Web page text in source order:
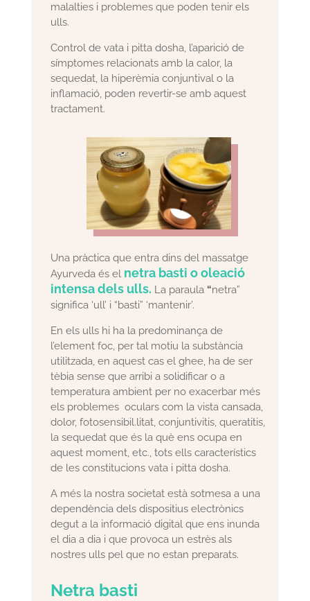
malalties i problemes que poden tenir els
ulls.
Control de vata i pitta dosha, l’aparició de
símptomes relacionats amb la calor, la
sequedat, la hiperèmia conjuntival o la
inflamació, poden revertir-se amb aquest
tractament.
Una pràctica que entra dins del massatge
Ayurveda és el netra basti o oleació
intensa dels ulls. La paraula “netra”
significa ‘ull’ i “basti” ‘mantenir’.
En els ulls hi ha la predominança de
l’element foc, per tal motiu la substància
utilitzada, en aquest cas el ghee, ha de ser
tèbia sense que arribi a solidificar o a
temperatura ambient per no exacerbar més
els problemes oculars com la vista cansada,
dolor, fotosensibil.litat, conjuntivitis, queratitis,
la sequedat que és la què ens ocupa en
aquest moment, etc., tots ells característics
de les constitucions vata i pitta dosha.
A més la nostra societat està sotmesa a una
dependència dels dispositius electrònics
degut a la informació digital que ens inunda
el dia a dia i que provoca un estrès als
nostres ulls pel que no estan preparats.
Netra basti